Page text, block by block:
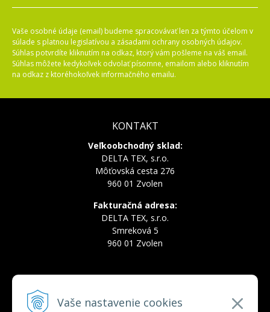
Vaše nastavenie cookies
Vaše osobné údaje (email) budeme spracovávať len za týmto účelom v
súlade s platnou legislatívou a zásadami ochrany osobných údajov.
Súhlas potvrdíte kliknutím na odkaz, ktorý vám pošleme na váš email.
Súhlas môžete kedykoľvek odvolať písomne, emailom alebo kliknutím
na odkaz z ktoréhokoľvek informačného emailu.
KONTAKT
Veľkoobchodný sklad:
DELTA TEX, s.r.o.
Môťovská cesta 276
960 01 Zvolen
Fakturačná adresa:
DELTA TEX, s.r.o.
Smreková 5
960 01 Zvolen
Tel.:+421 910 228 822